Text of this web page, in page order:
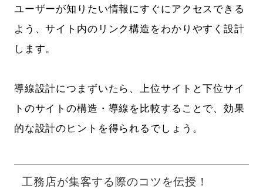
ユーザーが知りたい情報にすぐにアクセスできる
よう、サイト内のリンク構造をわかりやすく設計
します。
導線設計につまずいたら、上位サイトと下位サイ
トのサイトの構造・導線を比較することで、効果
的な設計のヒントを得られるでしょう。
工務店が集客する際のコツを伝授！